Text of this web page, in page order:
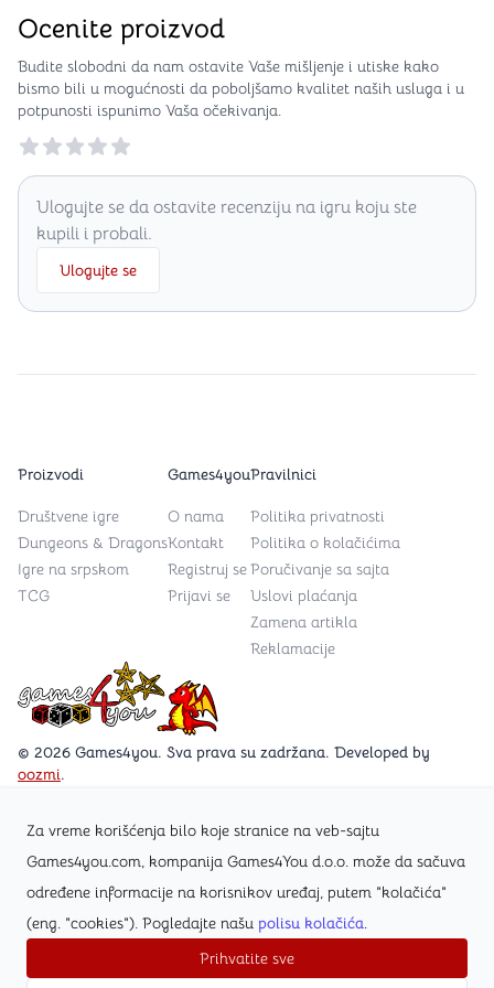
Za vreme korišćenja bilo koje stranice na veb-sajtu
Games4you.com, kompanija Games4You d.o.o. može da sačuva
određene informacije na korisnikov uređaj, putem "kolačića"
(eng. "cookies"). Pogledajte našu polisu kolačića.
Prihvatite sve
Ocenite proizvod
Budite slobodni da nam ostavite Vaše mišljenje i utiske kako
bismo bili u mogućnosti da poboljšamo kvalitet naših usluga i u
potpunosti ispunimo Vaša očekivanja.
Reviews
Ulogujte se da ostavite recenziju na igru koju ste
kupili i probali.
Ulogujte se
Games4you logo
© 2026 Games4you. Sva prava su zadržana. Developed by
oozmi.
Posetite Facebook stranicu /Games4you.rs
Zapratite Instagram profil @games4yours
Proizvodi
Društvene igre
Dungeons & Dragons
Igre na srpskom
TCG
Games4you
O nama
Kontakt
Registruj se
Prijavi se
Pravilnici
Politika privatnosti
Politika o kolačićima
Poručivanje sa sajta
Uslovi plaćanja
Zamena artikla
Reklamacije